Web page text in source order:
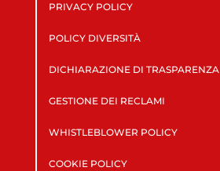
PRIVACY POLICY
POLICY DIVERSITÀ
DICHIARAZIONE DI TRASPARENZA
GESTIONE DEI RECLAMI
WHISTLEBLOWER POLICY
COOKIE POLICY